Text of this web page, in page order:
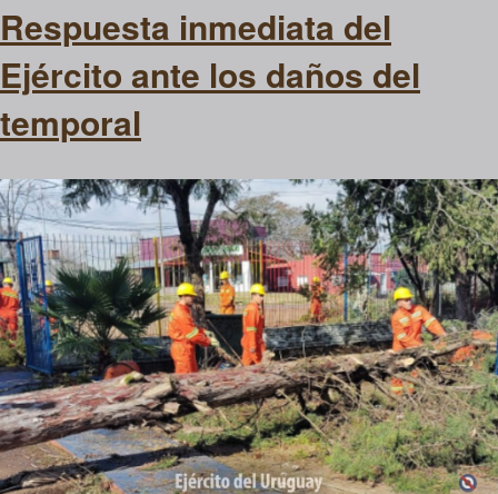
Respuesta inmediata del
Ejército ante los daños del
temporal